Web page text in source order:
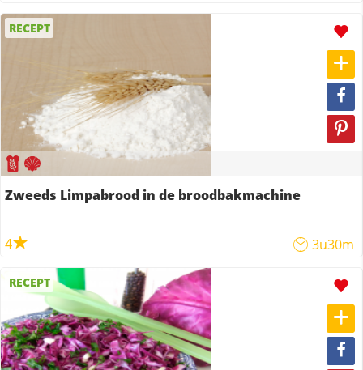
RECEPT
Zweeds Limpabrood in de broodbakmachine
4 3u30m
RECEPT